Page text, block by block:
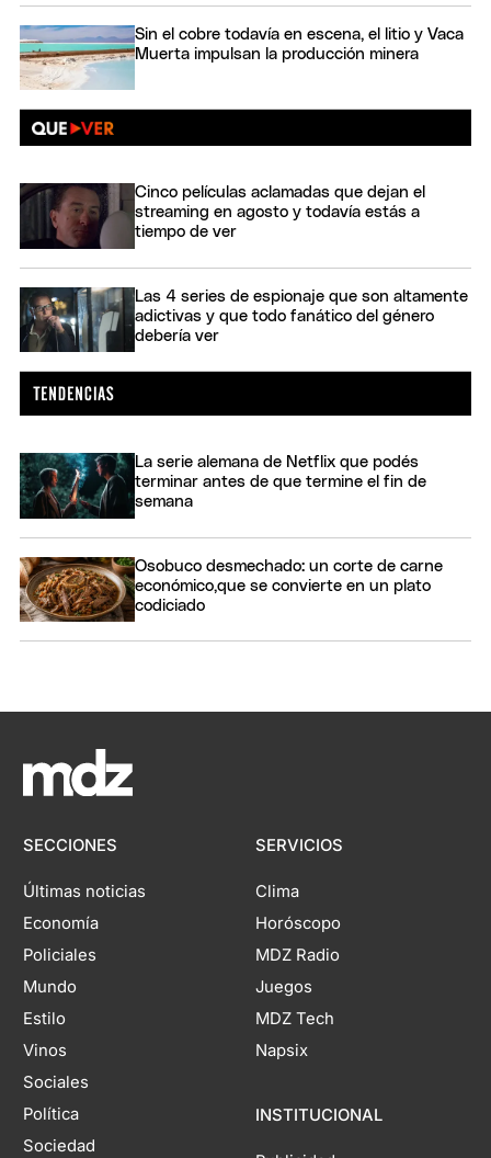
Sin el cobre todavía en escena, el litio y Vaca
Muerta impulsan la producción minera
Cinco películas aclamadas que dejan el
streaming en agosto y todavía estás a
tiempo de ver
Las 4 series de espionaje que son altamente
adictivas y que todo fanático del género
debería ver
La serie alemana de Netflix que podés
terminar antes de que termine el fin de
semana
Osobuco desmechado: un corte de carne
económico,que se convierte en un plato
codiciado
SECCIONES
Últimas noticias
Economía
Policiales
Mundo
Estilo
Vinos
Sociales
Política
Sociedad
SERVICIOS
Clima
Horóscopo
MDZ Radio
Juegos
MDZ Tech
Napsix
INSTITUCIONAL